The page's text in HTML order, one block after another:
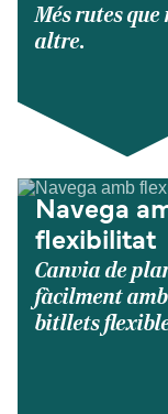
Més rutes
altre.
Navega
flexibilitat
Canvia de
fàcilment
bitllets